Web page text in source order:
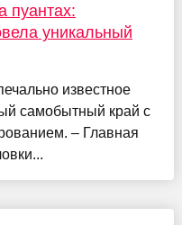
пуантах:
уникальный
известное
самобытный край с
– Главная